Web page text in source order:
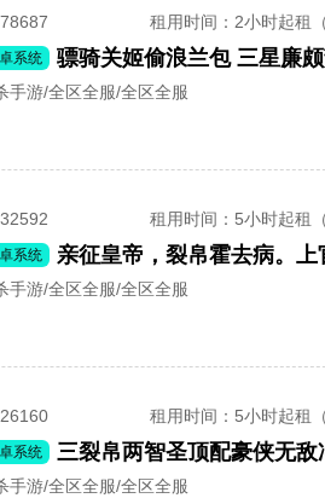
租用时间 ：2小时起租
系统 骠骑关姬偷浪兰包 三星廉
手游/全区全服/全区全服
租用时间 ：5小时起租
系统
手游/全区全服/全区全服
租用时间 ：5小时起租
系统 三裂帛两智圣顶配豪侠无敌
手游/全区全服/全区全服